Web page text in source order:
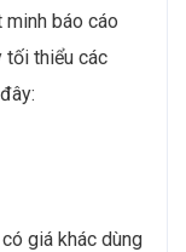
minh báo cáo
tối thiểu các
giá khác dùng